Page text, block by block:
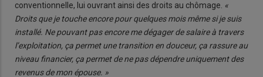
conventionnelle, lui ouvrant ainsi des droits au chômage. «
Droits que je touche encore pour quelques mois même si je suis
installé. Ne pouvant pas encore me dégager de salaire à travers
l’exploitation, ça permet une transition en douceur, ça rassure au
niveau financier, ça permet de ne pas dépendre uniquement des
revenus de mon épouse. »